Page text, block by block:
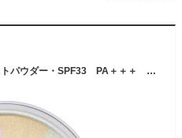
【ルーセントホワイト】UVプレストパウダー・SPF33 PA＋＋＋ 9．1g【無印良品 公式】